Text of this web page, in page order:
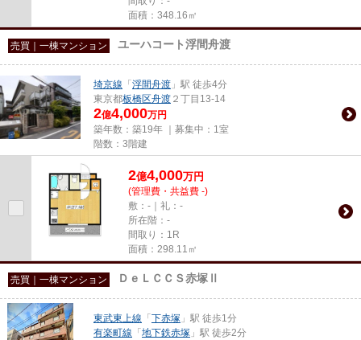
面積：348.16㎡
売買｜一棟マンション ユーハコート浮間舟渡
埼京線 「 浮間舟渡 」駅 徒歩4分
東京都板橋区舟渡 ２丁目13-14
2億4,000万円
築年数：築19年 ｜募集中： 1室
階数：3階建
2億4,000万円
(管理費・共益費 -)
敷：-｜礼：-
所在階：-
間取り：1R
面積：298.11㎡
売買｜一棟マンション ＤｅＬＣＣＳ赤塚Ⅱ
東武東上線 「 下赤塚 」駅 徒歩1分
有楽町線 「 地下鉄赤塚 」駅 徒歩2分